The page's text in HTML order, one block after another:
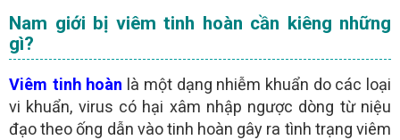
Nam giới bị viêm tinh hoàn cần kiêng những
gì?
Viêm tinh hoàn là một dạng nhiễm khuẩn do các loại
vi khuẩn, virus có hại xâm nhập ngược dòng từ niệu
đạo theo ống dẫn vào tinh hoàn gây ra tình trạng viêm